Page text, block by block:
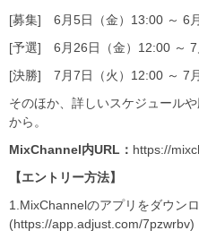
[募集] 6月5日（金）13:00 ～ 6
[予選] 6月26日（金）12:00 ～ 7
[決勝] 7月7日（火）12:00 ～ 7
そのほか、詳しいスケジュール
から。
MixChannel内URL： ​https://
【エントリー方法】
1.MixChannelのアプリをダウン
(https://app.adjust.com/7pzwrbv)